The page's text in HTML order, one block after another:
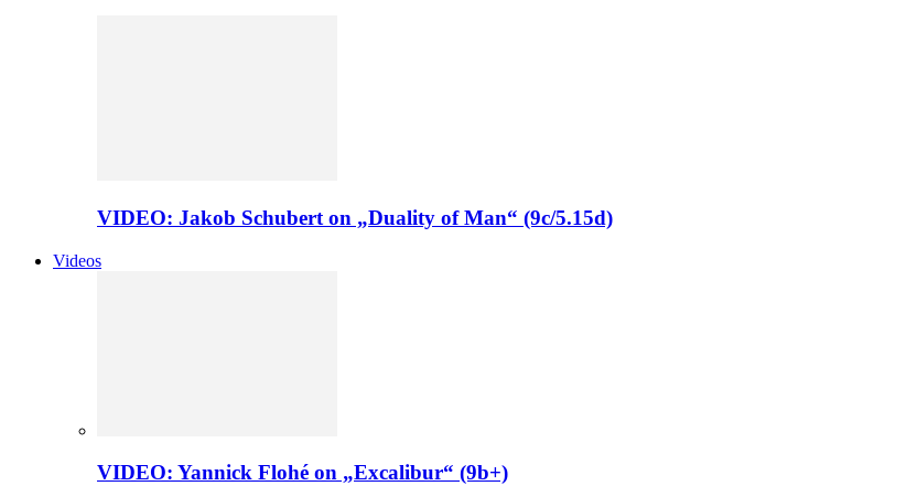
VIDEO: Jakob Schubert on „Duality of Man“ (9c/5.15d)
Videos
VIDEO: Yannick Flohé on „Excalibur“ (9b+)